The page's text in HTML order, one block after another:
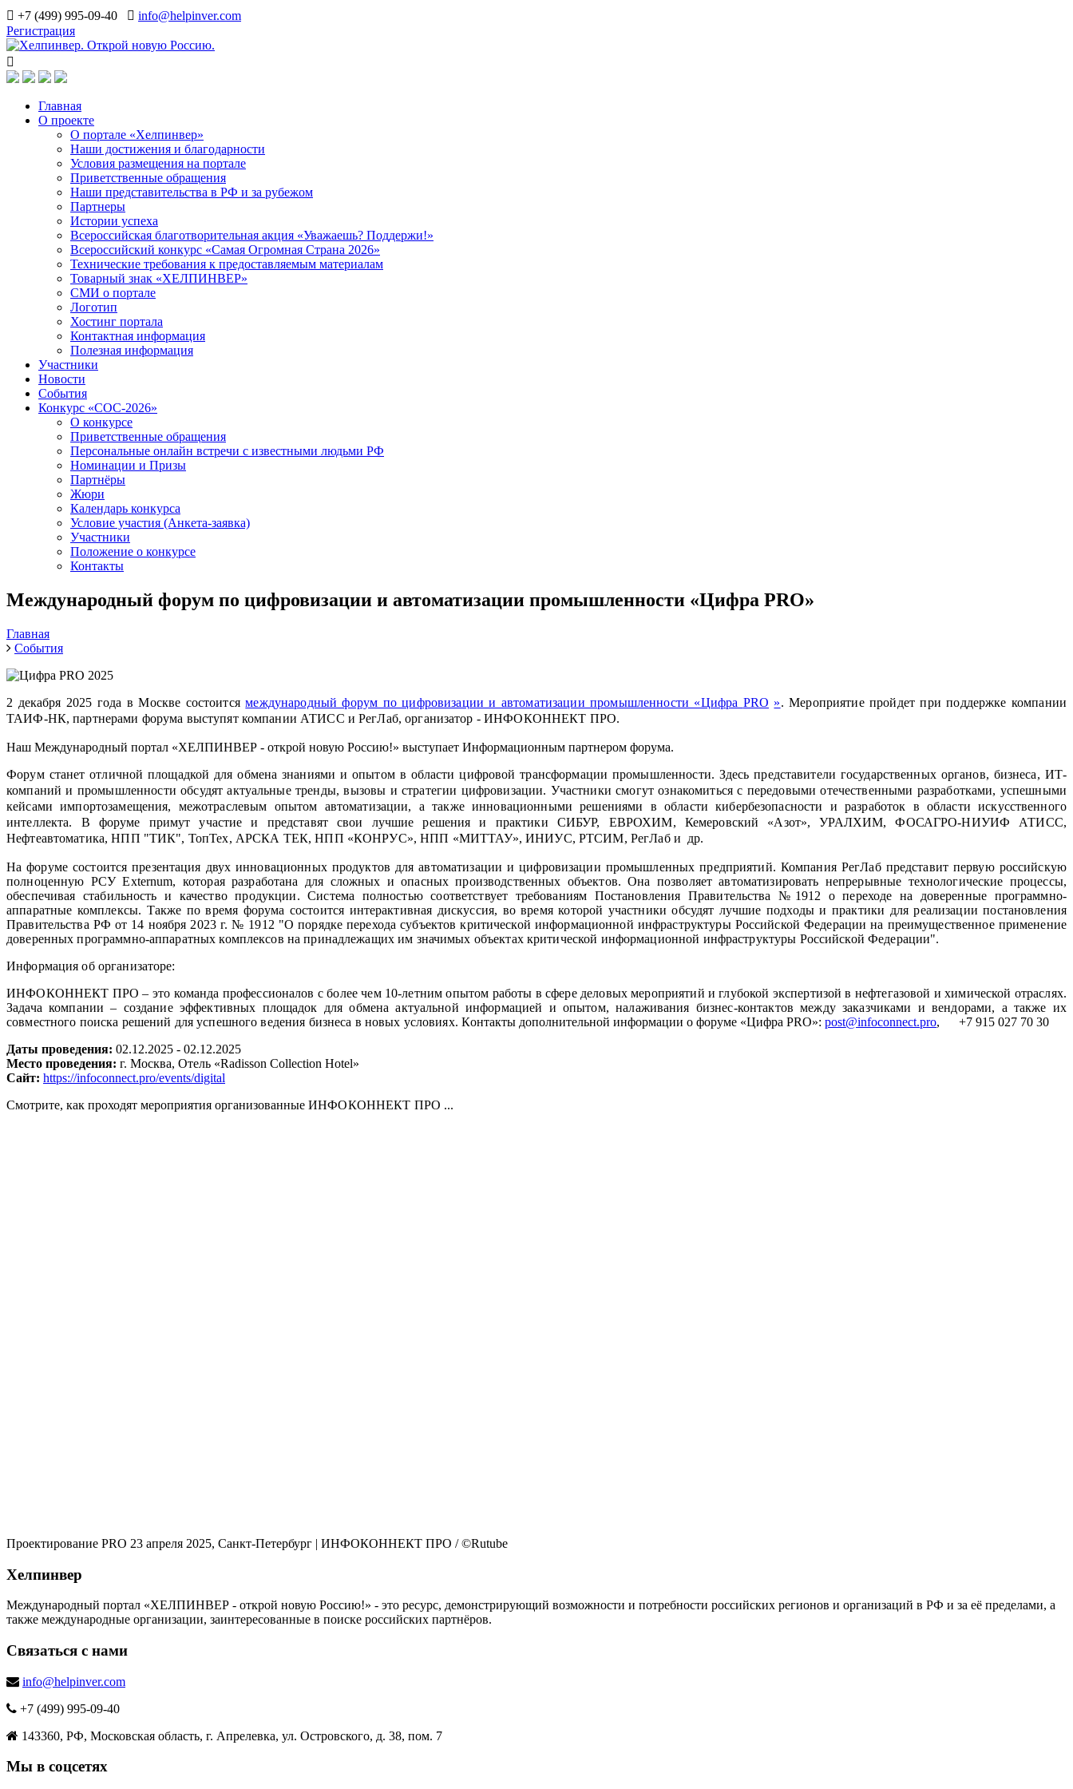
+7 (499) 995-09-40
info@helpinver.com
Регистрация
Главная
О проекте
О портале «Хелпинвер»
Наши достижения и благодарности
Условия размещения на портале
Приветственные обращения
Наши представительства в РФ и за рубежом
Партнеры
Истории успеха
Всероссийская благотворительная акция «Уважаешь? Поддержи!»
Всероссийский конкурс «Самая Огромная Страна 2026»
Технические требования к предоставляемым материалам
Товарный знак «ХЕЛПИНВЕР»
СМИ о портале
Логотип
Хостинг портала
Контактная информация
Полезная информация
Участники
Новости
События
Конкурс «СОС-2026»
О конкурсе
Приветственные обращения
Персональные онлайн встречи с известными людьми РФ
Номинации и Призы
Партнёры
Жюри
Календарь конкурса
Условие участия (Анкета-заявка)
Участники
Положение о конкурсе
Контакты
Международный форум по цифровизации и автоматизации промышленности «Цифра PRO»
Главная
События
2 декабря 2025 года в Москве состоитсямеждународный форум по цифровизации и автоматизации промышленности «Цифра PRO ». Мероприятие пройдет при поддержке компании
ТАИФ-НК, партнерами форума выступят компании АТИСС и РегЛаб, организатор - ИНФОКОННЕКТ ПРО.
Наш Международный портал «ХЕЛПИНВЕР - открой новую Россию!» выступает Информационным партнером форума.
Форум станет отличной площадкой для обмена знаниями и опытом в области цифровой трансформации промышленности. Здесь представители государственных органов, бизнеса, ИТ-
компаний и промышленности обсудят актуальные тренды, вызовы и стратегии цифровизации. Участники смогут ознакомиться с передовыми отечественными разработками, успешными
кейсами импортозамещения, межотраслевым опытом автоматизации, а также инновационными решениями в области кибербезопасности и разработок в области искусственного
интеллекта. В форуме примут участие и представят свои лучшие решения и практики СИБУР, ЕВРОХИМ, Кемеровский «Азот», УРАЛХИМ, ФОСАГРО-НИУИФ АТИСС,
Нефтеавтоматика, НПП "ТИК", ТопТех, АРСКА ТЕК, НПП «КОНРУС», НПП «МИТТАУ», ИНИУС, РТСИМ, РегЛаб и др.
На форуме состоится презентация двух инновационных продуктов для автоматизации и цифровизации промышленных предприятий. Компания РегЛаб представит первую российскую
полноценную РСУ Externum, которая разработана для сложных и опасных производственных объектов. Она позволяет автоматизировать непрерывные технологические процессы,
обеспечивая стабильность и качество продукции. Система полностью соответствует требованиям Постановления Правительства №1912 о переходе на доверенные программно-
аппаратные комплексы. Также по время форума состоится интерактивная дискуссия, во время которой участники обсудят лучшие подходы и практики для реализации постановления
Правительства PФ от 14 ноября 2023 г. № 1912 "О порядке перехода субъектов критической информационной инфраструктуры Российской Федерации на преимущественное применение
доверенных программно-аппаратных комплексов на принадлежащих им значимых объектах критической информационной инфраструктуры Российской Федерации".
Информация об организаторе:
ИНФОКОННЕКТ ПРО – это команда профессионалов с более чем 10-летним опытом работы в сфере деловых мероприятий и глубокой экспертизой в нефтегазовой и химической отраслях.
Задача компании – создание эффективных площадок для обмена актуальной информацией и опытом, налаживания бизнес-контактов между заказчиками и вендорами, а также их
совместного поиска решений для успешного ведения бизнеса в новых условиях. Контакты дополнительной информации о форуме «ЦифраPRO»:post@infoconnect.pro, +7 915 027 70 30
Даты проведения: 02.12.2025 - 02.12.2025
Место проведения: г. Москва, Отель «Radisson Collection Hotel»
Сайт: https://infoconnect.pro/events/digital
Смотрите, как проходят мероприятия организованные ИНФОКОННЕКТ ПРО ...
Проектирование PRO 23 апреля 2025, Санкт-Петербург | ИНФОКОННЕКТ ПРО / ©Rutube
Хелпинвер
Международный портал «ХЕЛПИНВЕР - открой новую Россию!» - это ресурс, демонстрирующий возможности и потребности российских регионов и организаций в РФ и за её пределами, а
также международные организации, заинтересованные в поиске российских партнёров.
Связаться с нами
info@helpinver.com
+7 (499) 995-09-40
143360, РФ, Московская область, г. Апрелевка, ул. Островского, д. 38, пом. 7
Мы в соцсетях